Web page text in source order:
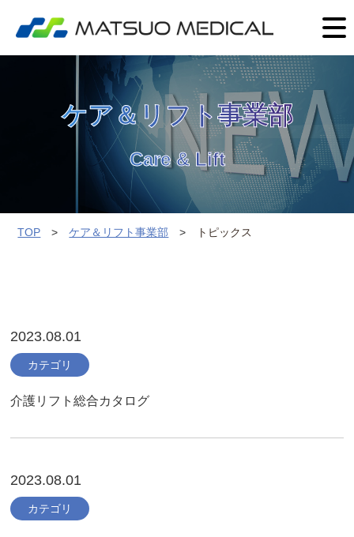
ケア＆リフト事業部
Care & Lift
TOP ケア＆リフト事業部 トピックス
2023.08.01
カテゴリ
介護リフト総合カタログ
2023.08.01
カテゴリ